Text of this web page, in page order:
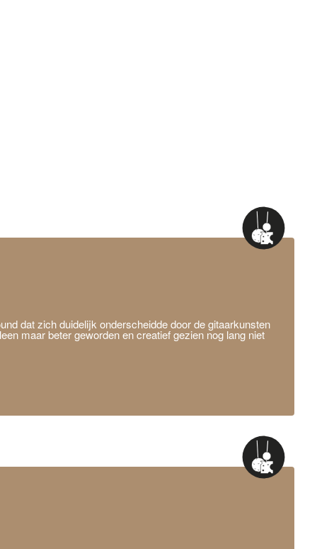
dat zich duidelijk onderscheidde door de gitaarkunsten
maar beter geworden en creatief gezien nog lang niet